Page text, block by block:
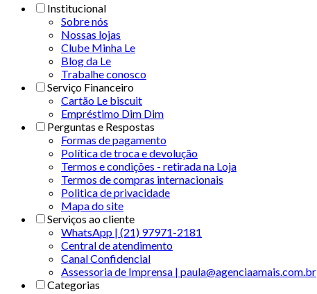
Institucional
Sobre nós
Nossas lojas
Clube Minha Le
Blog da Le
Trabalhe conosco
Serviço Financeiro
Cartão Le biscuit
Empréstimo Dim Dim
Perguntas e Respostas
Formas de pagamento
Política de troca e devolução
Termos e condições - retirada na Loja
Termos de compras internacionais
Politica de privacidade
Mapa do site
Serviços ao cliente
WhatsApp | (21) 97971-2181
Central de atendimento
Canal Confidencial
Assessoria de Imprensa | paula@agenciaamais.com.br
Categorias